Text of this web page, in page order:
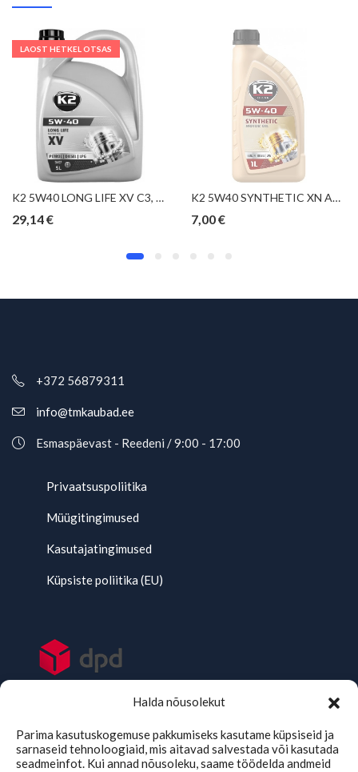
Halda nõusolekut
Parima kasutuskogemuse pakkumiseks kasutame küpsiseid ja
sarnaseid tehnoloogiaid, mis aitavad salvestada või kasutada
seadmeinfot. Kui annad nõusoleku, saame töödelda andmeid
LAOST HETKEL OTSAS
K2 5W40 LONG LIFE XV C3, LL-04, MB 229.51, A40, DEXOS 2, RN 0710, VW 502 00 505 01 5L (TÄISSÜNT.)
29,14€
K2 5W40 SYNTHETIC XN API SN/CF, ACEA A3/B4, MB229.3, VW 502.00, 505.00, RN 0700/0710 1L (TÄISSÜNT.)
7,00€
+372 56879311
info@tmkaubad.ee
Esmaspäevast - Reedeni / 9:00 - 17:00
Privaatsuspoliitika
Müügitingimused
Kasutajatingimused
Küpsiste poliitika (EU)